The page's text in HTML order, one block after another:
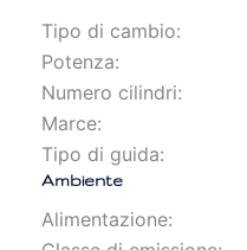
Tipo di cambio:
Potenza:
Numero cilindri:
Marce:
Tipo di guida:
Ambiente
Alimentazione: